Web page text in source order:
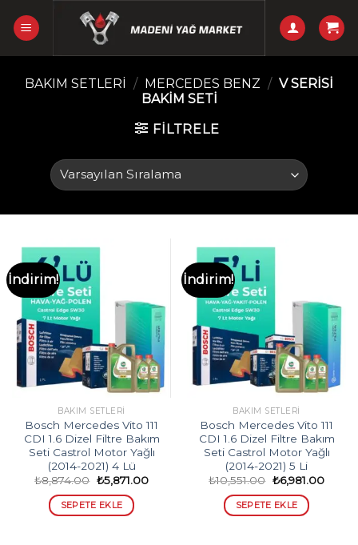
BAKIM SETLERI / MERCEDES BENZ / V SERISI
BAKIM SETI
FILTRELE
İndirim!
BAKIM SETLERI
Bosch Mercedes Vito 111
CDI 1.6 Dizel Filtre Bakım
Seti Castrol Motor Yağlı
(2014-2021) 4 Lü
₺8,874.00 Orijinal
fiyat:
₺8,874.00.
₺5,871.00Şu
SEPETE EKLE
İndirim!
BAKIM SETLERI
Bosch Mercedes Vito 111
CDI 1.6 Dizel Filtre Bakım
Seti Castrol Motor Yağlı
(2014-2021) 5 Li
₺10,551.00 Orijinal
fiyat:
₺10,551.00.
₺6,981.00Şu
SEPETE EKLE